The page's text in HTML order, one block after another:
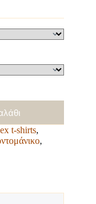
t-shirts,
,